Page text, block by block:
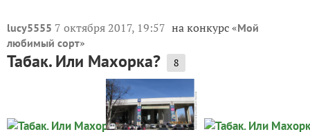
lucy5555 7 октября 2017, 19:57 на конкурс «Мой
любимый сорт»
Табак. Или Махорка? 8